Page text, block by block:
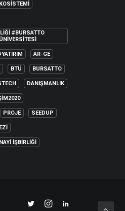
#BURSATTO
AR-GE
BTÜ BURSATTO
DANIŞMANLIK
PROJE SEEDUP
İŞBIRLIĞI